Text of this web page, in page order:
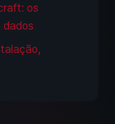
os
dados